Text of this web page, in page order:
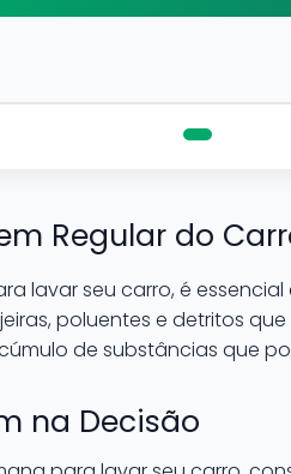
Regular do
lavar seu carro, é
poluentes e detritos
de substâncias que
na Decisão